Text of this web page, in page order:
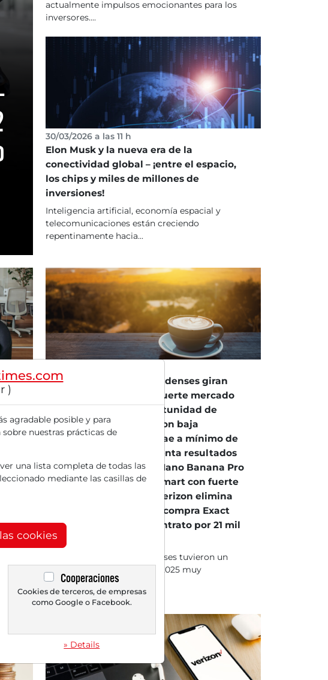
actualmente impulsos emocionantes para los
inversores....
30/03/2026 a las 11 h
Elon Musk y la nueva era de la
conectividad global – ¡entre el espacio,
los chips y miles de millones de
inversiones!
Inteligencia artificial, economía espacial y
telecomunicaciones están creciendo
repentinamente hacia...
Los mercados estadounidenses giran
claramente a la baja – Fuerte mercado
laboral en EE.UU. – Oportunidad de
recortes en diciembre con baja
probabilidad – Bitcoin cae a mínimo de
seis meses – Intuit presenta resultados
sólidos – Alphabet con Nano Banana Pro
y más inversiones – Walmart con fuerte
crecimiento en línea – Verizon elimina
13,000 puestos – Abbott compra Exact
Sciences en un megacontrato por 21 mil
millones de USD
Los mercados estadounidenses tuvieron un
jueves 20 de noviembre de 2025 muy
turbulento. El Dow Jones...
)
agradable posible y para
nuestras prácticas de
una lista completa de todas las
mediante las casillas de
cookies
Cooperaciones
Cookies de terceros, de empresas
como Google o Facebook.
» Details